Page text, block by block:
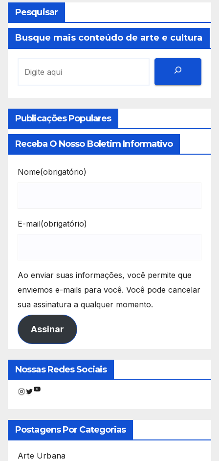
Pesquisar
Busque mais conteúdo de arte e cultura
Publicações Populares
Receba O Nosso Boletim Informativo
Nome(obrigatório)
E-mail(obrigatório)
Ao enviar suas informações, você permite que
enviemos e-mails para você. Você pode cancelar
sua assinatura a qualquer momento.
Assinar
Nossas Redes Sociais
Instagram
Twitter
Youtube
Postagens Por Categorias
Arte Urbana